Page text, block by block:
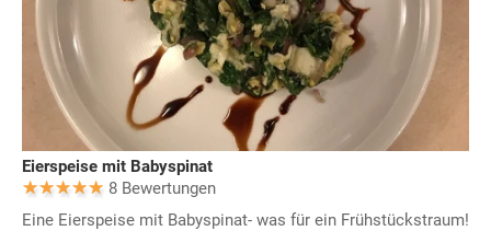
Eierspeise mit Babyspinat
8 Bewertungen
Eine Eierspeise mit Babyspinat- was für ein Frühstückstraum!